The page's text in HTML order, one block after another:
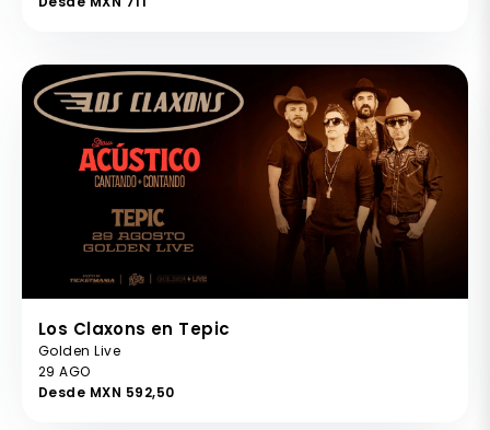
Los Claxons en Tepic
Golden Live
29 AGO
Desde MXN 592,50